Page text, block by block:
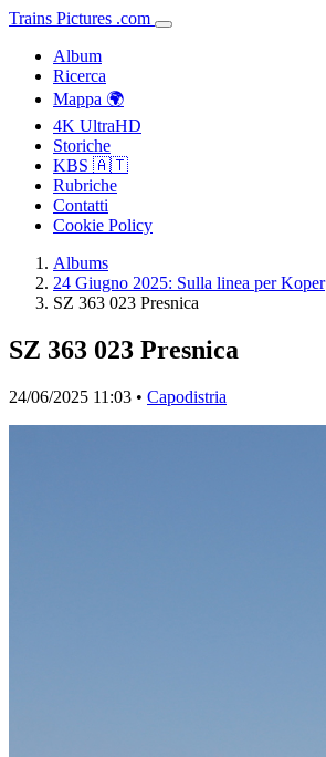
Trains Pictures .com
Album
Ricerca
Mappa 🌍
4K UltraHD
Storiche
KBS 🇦🇹
Rubriche
Contatti
Cookie Policy
Albums
24 Giugno 2025: Sulla linea per Koper
SZ 363 023 Presnica
SZ 363 023 Presnica
24/06/2025 11:03 • Capodistria